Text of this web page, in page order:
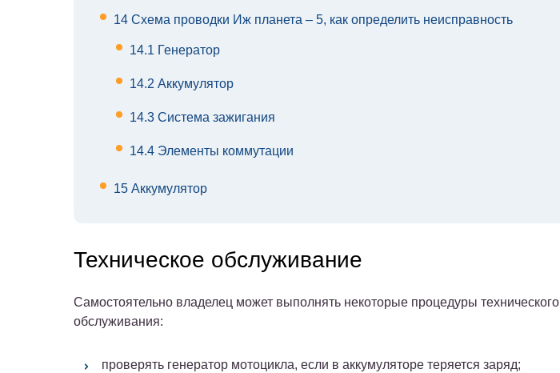
14 Схема проводки Иж планета – 5, как определить неисправность
14.1 Генератор
14.2 Аккумулятор
14.3 Система зажигания
14.4 Элементы коммутации
15 Аккумулятор
Техническое обслуживание
Самостоятельно владелец может выполнять некоторые процедуры технического
обслуживания:
проверять генератор мотоцикла, если в аккумуляторе теряется заряд;